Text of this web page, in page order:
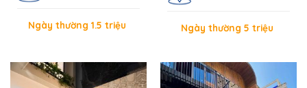
Ngày thường 1.5 triệu Ngày thường 5 triệu